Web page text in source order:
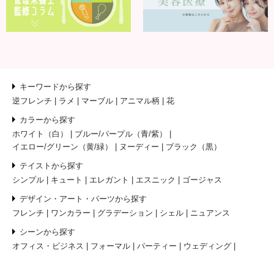
キーワードから探す
逆フレンチ
ラメ マーブル アニマル柄 花
カラーから探す
ホワイト（白）
ブルー/パープル（青/紫）
イエロー/グリーン（黄/緑）
ヌーディー ブラック（黒）
テイストから探す
シンプル
キュート エレガント エスニック ゴージャス
デザイン・アート・パーツから探す
フレンチ
ワンカラー グラデーション シェル ニュアンス
シーンから探す
オフィス・ビジネス
フォーマル パーティー
ウェディング